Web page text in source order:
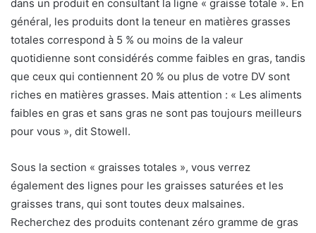
dans un produit en consultant la ligne « graisse totale ». En
général, les produits dont la teneur en matières grasses
totales correspond à 5 % ou moins de la valeur
quotidienne sont considérés comme faibles en gras, tandis
que ceux qui contiennent 20 % ou plus de votre DV sont
riches en matières grasses. Mais attention : « Les aliments
faibles en gras et sans gras ne sont pas toujours meilleurs
pour vous », dit Stowell.
Sous la section « graisses totales », vous verrez
également des lignes pour les graisses saturées et les
graisses trans, qui sont toutes deux malsaines.
Recherchez des produits contenant zéro gramme de gras